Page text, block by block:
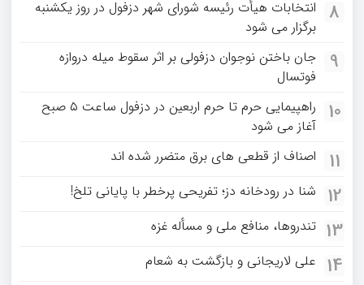
8
انتخابات هیأت رئیسه شورای شهر دزفول در روز یکشنبه
برگزار می شود
9
جان باختن نوجوان دزفولی بر اثر سقوط میله دروازه
فوتسال
10
راهپیمایی حرم تا حرم اربعین در دزفول ساعت ۵ صبح
آغاز می شود
11 اصناف از قطعی های برق متضرر شده اند
12 شنا در رودخانه دز؛ تفریحی پرخطر با پایانی تلخ!
13 تندروها، منافع ملی و مسأله غزه
14 علی لاریجانی و بازگشت به شعام